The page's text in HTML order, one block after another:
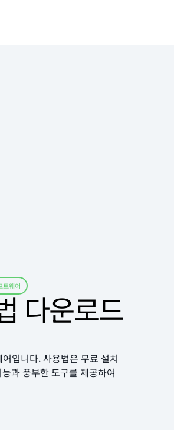
트웨어
다운로드
입니다. 사용법은 무료 설치
과 풍부한 도구를 제공하여